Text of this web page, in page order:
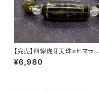
【完売】四線虎牙天珠×ヒマラヤ
水晶×天眼石 ブレスレット
¥6,980